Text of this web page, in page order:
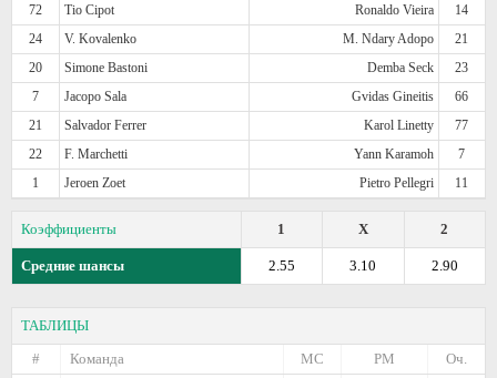
72
Tio Cipot Ronaldo Vieira
14
24
V. Kovalenko M. Ndary Adopo
21
20
Simone Bastoni Demba Seck
23
7
Jacopo Sala Gvidas Gineitis
66
21
Salvador Ferrer Karol Linetty
77
22
F. Marchetti Yann Karamoh
7
1
Jeroen Zoet Pietro Pellegri 11
Коэффициенты 2
X
1
Средние шансы 2.90
3.10
2.55
ТАБЛИЦЫ
#
Команда Оч.
РМ
МС